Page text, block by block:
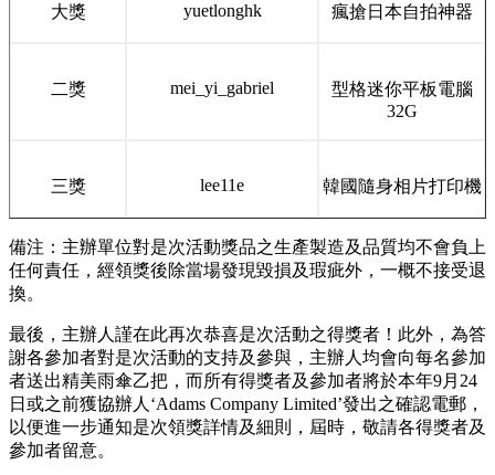
大獎 yuetlonghk 瘋搶日本自拍神器
二獎 mei_yi_gabriel
型格迷你平板電腦
32G
三獎 lee11e 韓國隨身相片打印機
備注：主辦單位對是次活動獎品之生產製造及品質均不會負上
任何責任，經領獎後除當場發現毀損及瑕疵外，一概不接受退
換。
最後，主辦人謹在此再次恭喜是次活動之得獎者！此外，為答
謝各參加者對是次活動的支持及參與，主辦人均會向每名參加
者送出精美雨傘乙把，而所有得獎者及參加者將於本年9月24
日或之前獲協辦人‘Adams Company Limited’發出之確認電郵，
以便進一步通知是次領獎詳情及細則，屆時，敬請各得獎者及
參加者留意。